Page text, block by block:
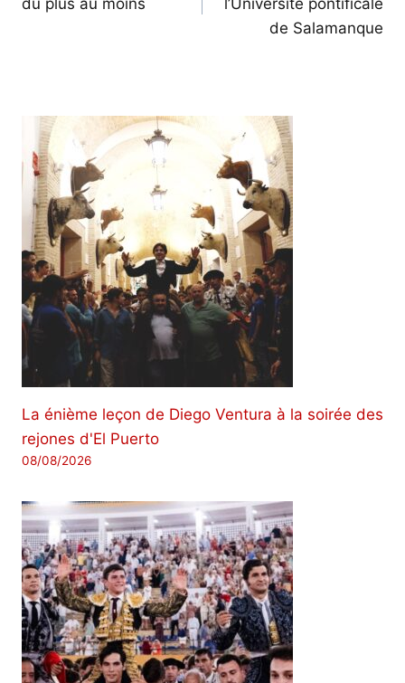
l’article
de Salamanque
La énième leçon de Diego Ventura à la soirée des
rejones d'El Puerto
08/08/2026